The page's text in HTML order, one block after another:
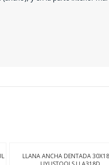
LLANA ANCHA DENTADA